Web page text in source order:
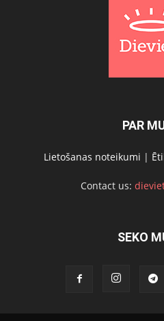
PAR
Lietošanas noteikumi |
Contact us:
SEKO